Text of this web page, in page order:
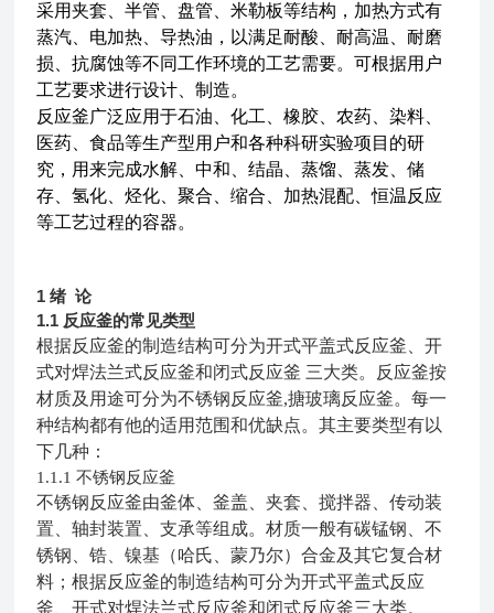
采用夹套、半管、盘管、米勒板等结构，加热方式有
蒸汽、电加热、导热油，以满足耐酸、耐高温、耐磨
损、抗腐蚀等不同工作环境的工艺需要。可根据用户
工艺要求进行设计、制造。
反应釜广泛应用于石油、化工、橡胶、农药、染料、
医药、食品等生产型用户和各种科研实验项目的研
究，用来完成水解、中和、结晶、蒸馏、蒸发、储
存、氢化、烃化、聚合、缩合、加热混配、恒温反应
等工艺过程的容器。
1绪 论
1.1 反应釜的常见类型
根据反应釜的制造结构可分为开式平盖式反应釜、开
式对焊法兰式反应釜和闭式反应釜 三大类。反应釜按
材质及用途可分为不锈钢反应釜,搪玻璃反应釜。每一
种结构都有他的适用范围和优缺点。其主要类型有以
下几种：
1.1.1不锈钢反应釜
不锈钢反应釜由釜体、釜盖、夹套、搅拌器、传动装
置、轴封装置、支承等组成。材质一般有碳锰钢、不
锈钢、锆、镍基（哈氏、蒙乃尔）合金及其它复合材
料；根据反应釜的制造结构可分为开式平盖式反应
釜、开式对焊法兰式反应釜和闭式反应釜三大类。